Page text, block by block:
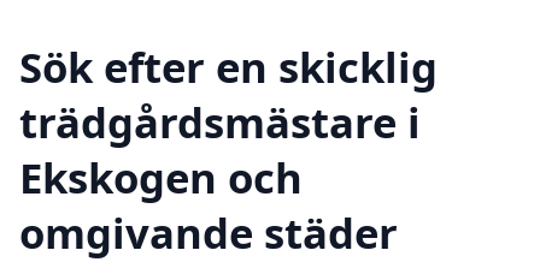
Sök efter en skicklig
trädgårdsmästare i
Ekskogen och
omgivande städer